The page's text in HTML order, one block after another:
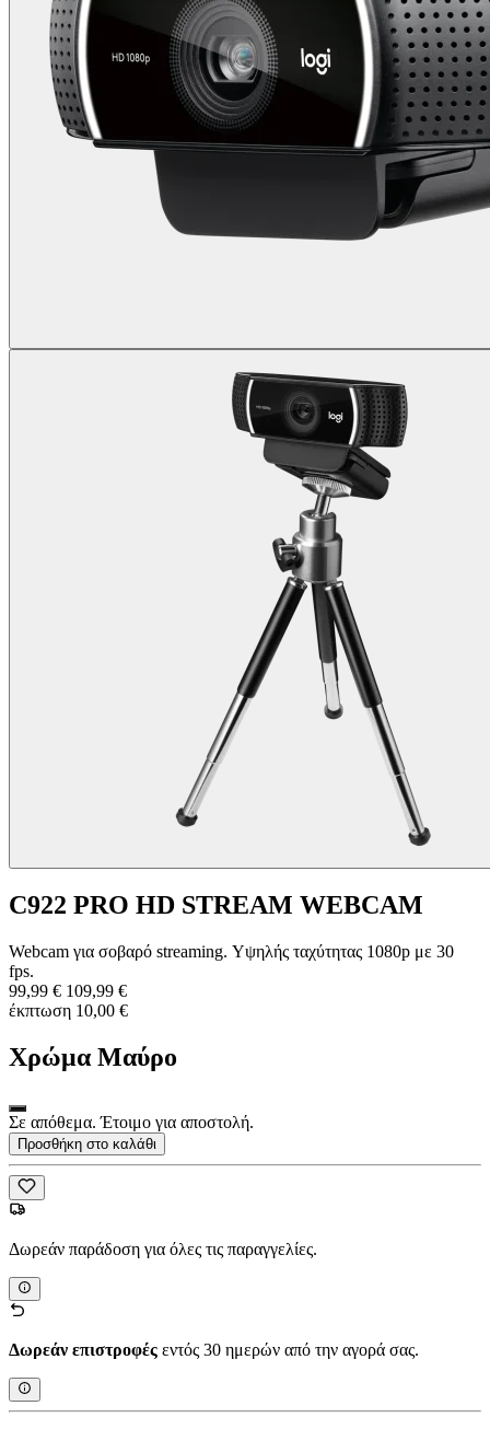
C922 PRO HD STREAM WEBCAM
Webcam για σοβαρό streaming. Υψηλής ταχύτητας 1080p με 30
fps.
99,99 € 109,99 €
έκπτωση 10,00 €
Χρώμα Μαύρο
Σε απόθεμα. Έτοιμο για αποστολή.
Προσθήκη στο καλάθι
Δωρεάν παράδοση για όλες τις παραγγελίες.
Δωρεάν επιστροφές εντός 30 ημερών από την αγορά σας.